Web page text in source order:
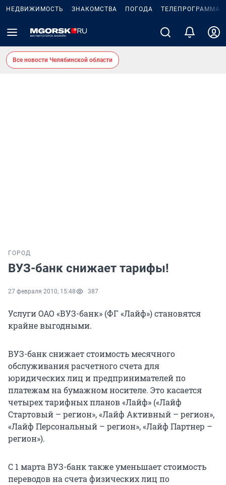
НЕДВИЖИМОСТЬ ЗНАКОМСТВА ПОГОДА ТЕЛЕПРОГРАММА
Все новости Челябинской области
ГОРОД
ВУЗ-банк снижает тарифы!
27 февраля 2010, 15:48 387
Услуги ОАО «ВУЗ-банк» (ФГ «Лайф») становятся
крайне выгодными.
ВУЗ-банк снижает стоимость месячного
обслуживания расчетного счета для
юридических лиц и предпринимателей по
платежам на бумажном носителе. Это касается
четырех тарифных планов «Лайф» («Лайф
Стартовый – регион», «Лайф Активный – регион»,
«Лайф Персональный – регион», «Лайф Партнер –
регион»).
С 1 марта ВУЗ-банк также уменьшает стоимость
переводов на счета физических лиц по